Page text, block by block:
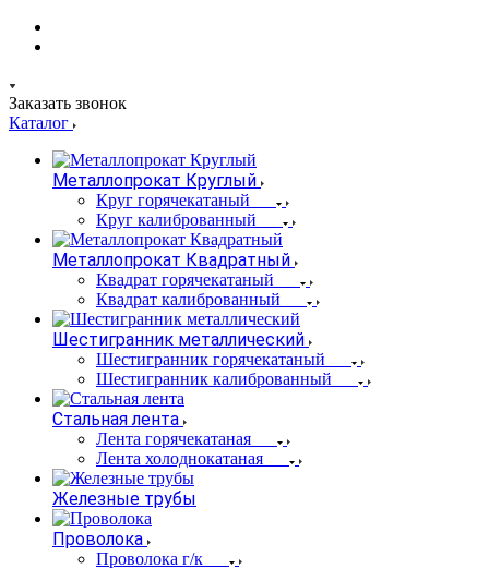
Заказать звонок
Каталог
Металлопрокат Круглый
Круг горячекатаный
Круг калиброванный
Металлопрокат Квадратный
Квадрат горячекатаный
Квадрат калиброванный
Шестигранник металлический
Шестигранник горячекатаный
Шестигранник калиброванный
Стальная лента
Лента горячекатаная
Лента холоднокатаная
Железные трубы
Проволока
Проволока г/к